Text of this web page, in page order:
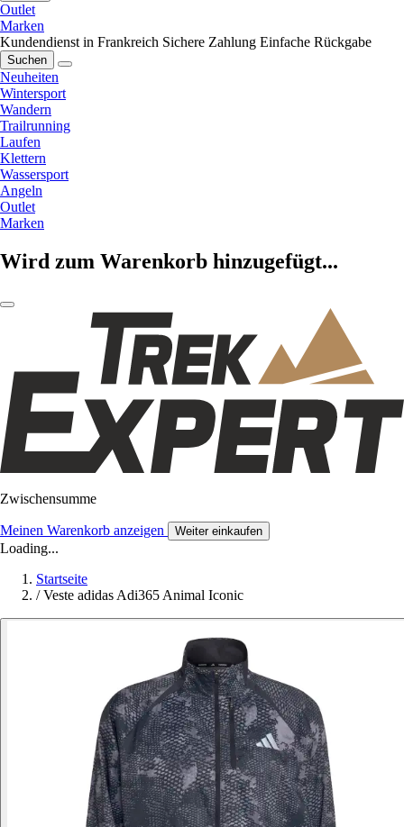
Outlet
Marken
Kundendienst in Frankreich Sichere Zahlung Einfache Rückgabe
Suchen
Neuheiten
Wintersport
Wandern
Trailrunning
Laufen
Klettern
Wassersport
Angeln
Outlet
Marken
Wird zum Warenkorb hinzugefügt...
Zwischensumme
Meinen Warenkorb anzeigen Weiter einkaufen
Loading...
Startseite
/ Veste adidas Adi365 Animal Iconic